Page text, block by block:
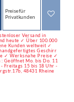
Preise für
Privatkunden
Versand in
heute ✓ Über 100.000
Kunden weltweit ✓
Geschirr
✓ Werksnahe Preise ✓
: Geöffnet Mo. bis Do. 11
Freitags 15 bis 18 Uhr -
48431 Rheine